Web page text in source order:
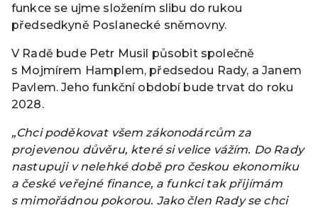
funkce se ujme složením slibu do rukou
předsedkyně Poslanecké sněmovny.
V Radě bude Petr Musil působit společně
s Mojmírem Hamplem, předsedou Rady, a Janem
Pavlem. Jeho funkční období bude trvat do roku
2028.
„Chci poděkovat všem zákonodárcům za
projevenou důvěru, které si velice vážím. Do Rady
nastupuji v nelehké době pro českou ekonomiku
a české veřejné finance, a funkci tak přijímám
s mimořádnou pokorou. Jako člen Rady se chci